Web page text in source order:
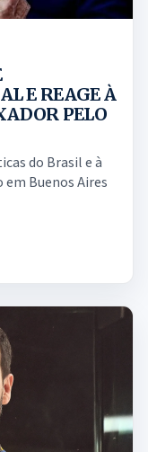
E REAGE À
PELO
do Brasil e à
Buenos Aires